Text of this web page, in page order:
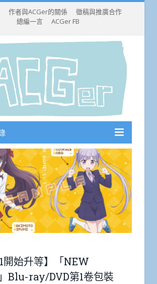
作者與ACGer的關係
徵稿與推廣合作
總編一言
ACGer FB
開始升等】「NEW
Blu-ray/DVD第1卷包裝